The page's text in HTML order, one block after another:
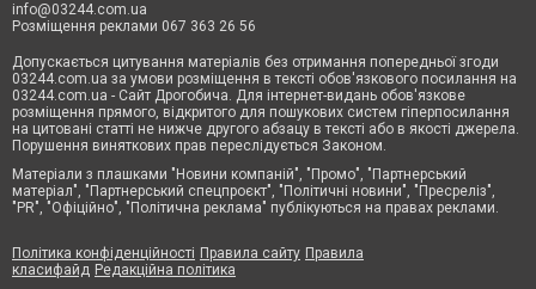
info@03244.com.ua
Розміщення реклами 067 363 26 56
Допускається цитування матеріалів без отримання попередньої згоди
03244.com.ua за умови розміщення в тексті обов'язкового посилання на
03244.com.ua - Сайт Дрогобича. Для інтернет-видань обов'язкове
розміщення прямого, відкритого для пошукових систем гіперпосилання
на цитовані статті не нижче другого абзацу в тексті або в якості джерела.
Порушення виняткових прав переслідується Законом.
Матеріали з плашками "Новини компаній", "Промо", "Партнерський
матеріал", "Партнерський спецпроєкт", "Політичні новини", "Пресреліз",
"PR", "Офіційно", "Політична реклама" публікуються на правах реклами.
Політика конфіденційності Правила сайту Правила
класифайд Редакційна політика